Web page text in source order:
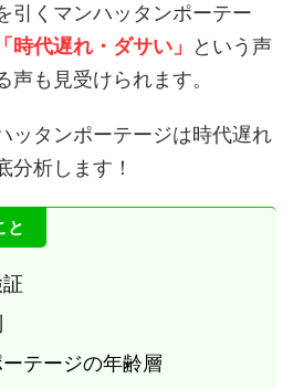
引くマンハッタンポーテー
「時代遅れ・ダサい」
という声
も見受けられます。
ッタンポーテージは時代遅れ
分析します！
と
テージの年齢層